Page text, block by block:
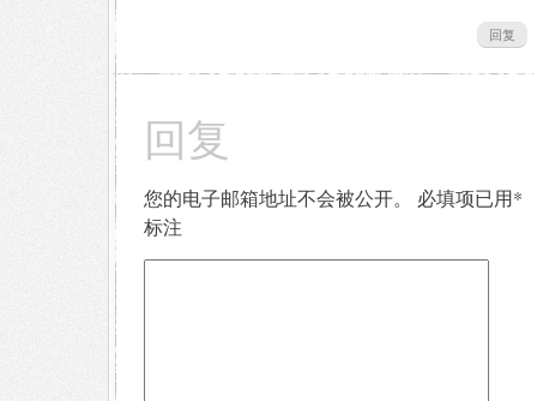
回复
回复
您的电子邮箱地址不会被公开。 必填项已用*
标注